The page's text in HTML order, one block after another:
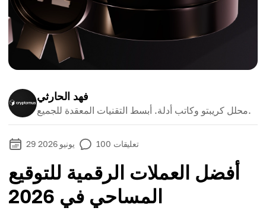
فهد الحارثي
محلل كريبتو وكاتب أدلة. أبسط التقنيات المعقدة للجميع.
29 يونيو 2026 100 تعليقات
أفضل العملات الرقمية للتوقيع
المساحي في 2026